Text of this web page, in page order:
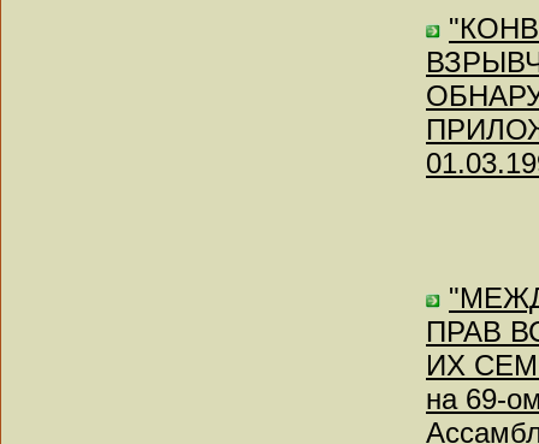
ПРАВ
ИХ
на 69-